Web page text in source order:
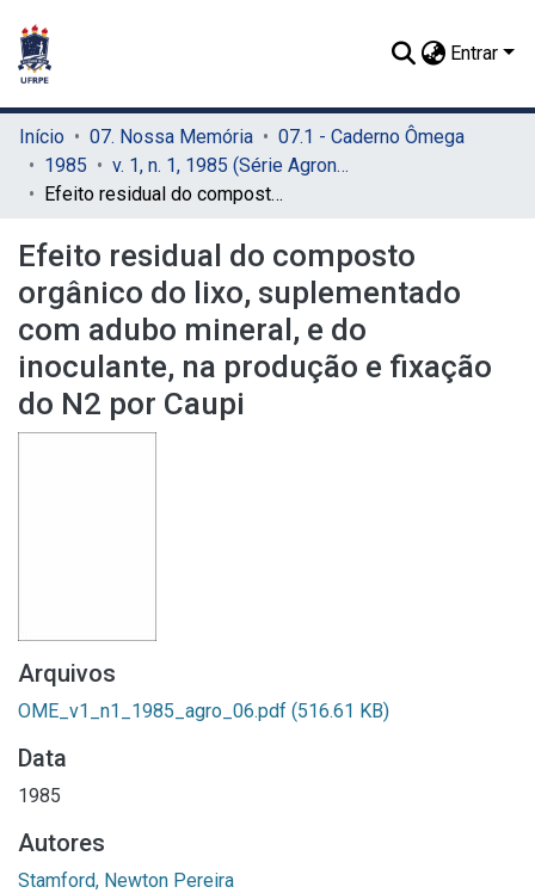
Entrar
Início 07. Nossa Memória
07.1 - Caderno Ômega
1985
v. 1, n. 1, 1985 (Série Agronomia)
Efeito residual do composto orgânico do lixo, suplementado com adubo mineral, e do inoculante, na produção e fixação do N2 por Caupi
Efeito residual do composto
orgânico do lixo, suplementado
com adubo mineral, e do
inoculante, na produção e fixação
do N2 por Caupi
Arquivos
OME_v1_n1_1985_agro_06.pdf (516.61 KB)
Data
1985
Autores
Stamford, Newton Pereira